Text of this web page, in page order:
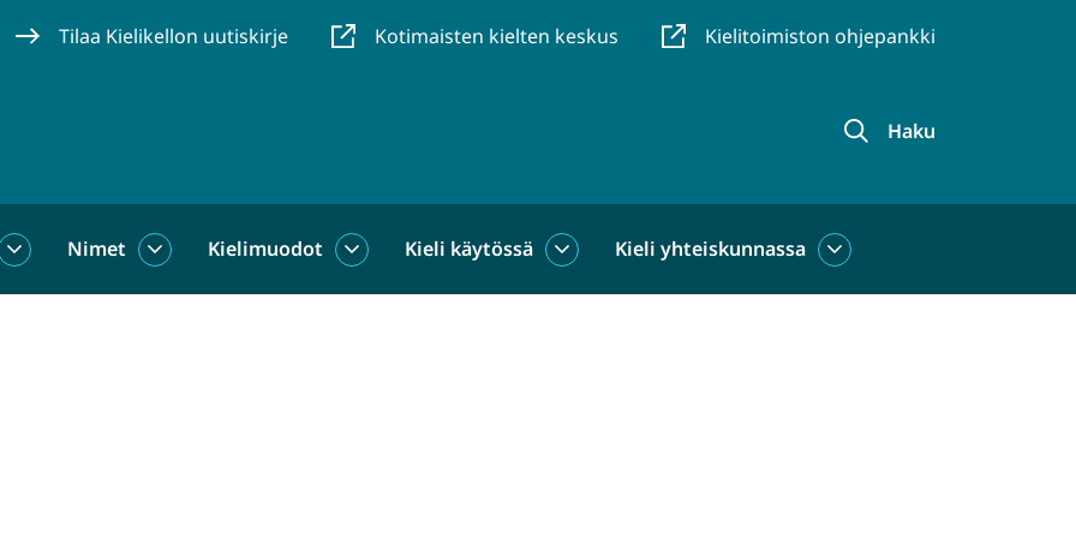
Tilaa Kielikellon uutiskirje Kotimaisten kielten keskus Kielitoimiston ohjepankki
Haku
Sanat
Nimet
NimetKielimuodot
KielimuodotKieli käytössä
Kieli
Kieli yhteiskunnassa
Kieli